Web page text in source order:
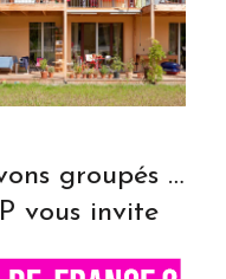
groupés …
vous invite